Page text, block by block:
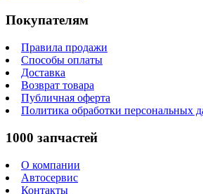
Покупателям
Правила продажи
Способы оплаты
Доставка
Возврат товара
Публичная оферта
Политика обработки персональных
1000 запчастей
О компании
Автосервис
Контакты